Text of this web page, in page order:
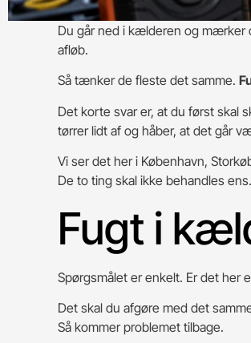
Du går ned i kælderen og mærker
afløb.
Så tænker de fleste det samme.
Det korte svar er, at du først skal
tørrer lidt af og håber, at det går
Vi ser det her i København,
De to ting skal ikke behandles ens.
Fugt i
Spørgsmålet er enkelt. Er det her
Det skal du afgøre med det
Så kommer problemet tilbage.